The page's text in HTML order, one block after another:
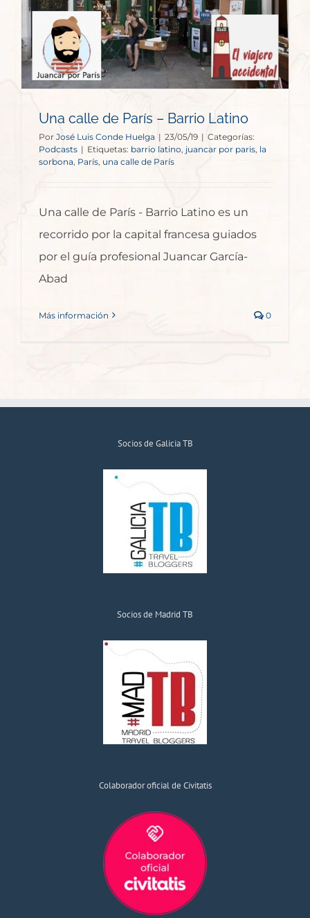
Una calle de París – Barrio Latino
Por José Luis Conde Huelga | 23/05/19 | Categorías:
Podcasts | Etiquetas: barrio latino, juancar por paris la
sorbona París, una calle de París
Una calle de París - Barrio Latino es un
recorrido por la capital francesa guiados
por el guía profesional Juancar García-
Abad
Más información 0
Socios de Galicia TB
Socios de Madrid TB
Colaborador oficial de Civitatis